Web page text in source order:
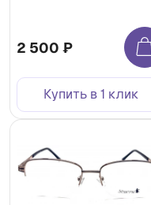
2 500 ₽
Купить в 1 клик